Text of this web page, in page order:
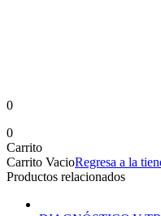
0
0
Carrito
Carrito VacioRegresa a la
Productos relacionados